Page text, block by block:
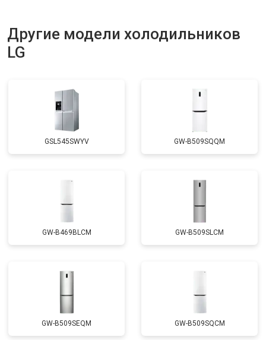
Замена нагревателя испарителя от 2550 ₽ Заказать
Замена нагревателя оттайки
Устранение утечки хладагента
Другие модели холодильников
LG
GSL545SWYV GW-B509SQQM
GW-B469BLCM GW-B509SLCM
GW-B509SEQM GW-B509SQCM